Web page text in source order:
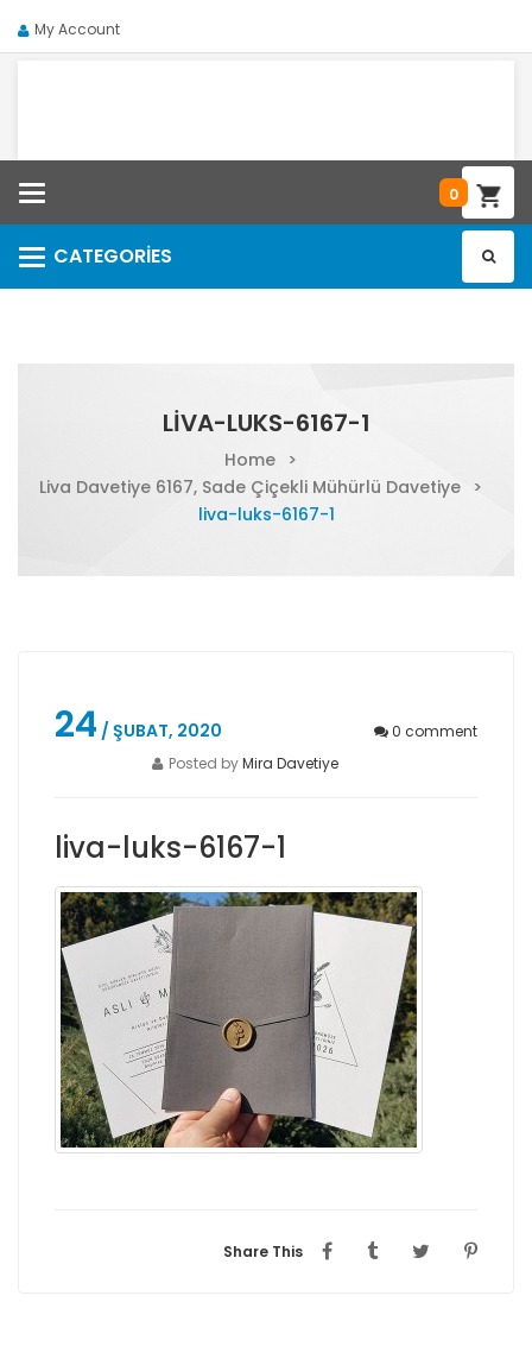
My Account
0
CATEGORIES
Categories
LIVA-LUKS-6167-1
Home
>
Liva Davetiye 6167, Sade Çiçekli Mühürlü Davetiye
>
liva-luks-6167-1
24 / ŞUBAT, 2020 0 comment
Posted byMira Davetiye
liva-luks-6167-1
Share This